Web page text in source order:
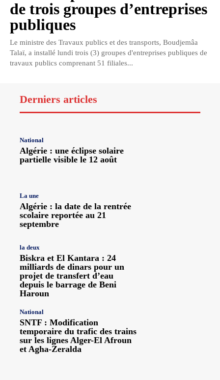
de trois groupes d’entreprises
publiques
Le ministre des Travaux publics et des transports, Boudjemâa
Talaï, a installé lundi trois (3) groupes d'entreprises publiques de
travaux publics comprenant 51 filiales...
Derniers articles
National
Algérie : une éclipse solaire
partielle visible le 12 août
La une
Algérie : la date de la rentrée
scolaire reportée au 21
septembre
la deux
Biskra et El Kantara : 24
milliards de dinars pour un
projet de transfert d’eau
depuis le barrage de Beni
Haroun
National
SNTF : Modification
temporaire du trafic des trains
sur les lignes Alger-El Afroun
et Agha-Zeralda